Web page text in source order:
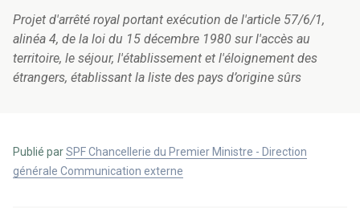
Projet d'arrêté royal portant exécution de l'article 57/6/1,
alinéa 4, de la loi du 15 décembre 1980 sur l'accès au
territoire, le séjour, l'établissement et l'éloignement des
étrangers, établissant la liste des pays d’origine sûrs
Publié parSPF Chancellerie du Premier Ministre - Direction
générale Communication externe